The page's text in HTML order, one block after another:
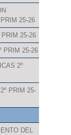
25-26
PRIM 25-26
PRIM 25-26
2º
PRIM 25-
DEL